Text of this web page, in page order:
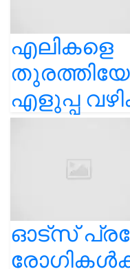
എലികളെ
എളുപ്പ
ഓട്സ്